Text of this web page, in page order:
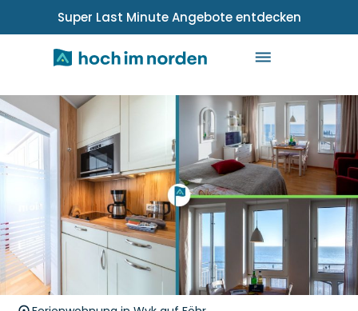
Super Last Minute Angebote entdecken